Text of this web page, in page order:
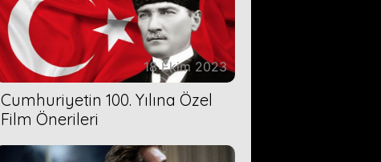
18 Ekim 2023
Cumhuriyetin 100. Yılına Özel
Film Önerileri